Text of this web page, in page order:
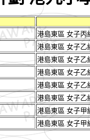
港島東區 女子丙
港島東區 女子乙
港島東區 女子乙
港島東區 女子乙
港島東區 女子乙
港島東區 女子乙
港島東區 女子甲
港島東區 女子甲